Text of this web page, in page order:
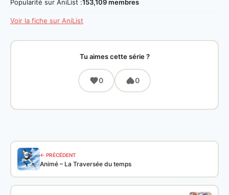
Popularité sur AniList :153,109 membres
Voir la fiche sur AniList
Tu aimes cette série ?
0 0
← PRÉCÉDENT
Animé – La Traversée du temps